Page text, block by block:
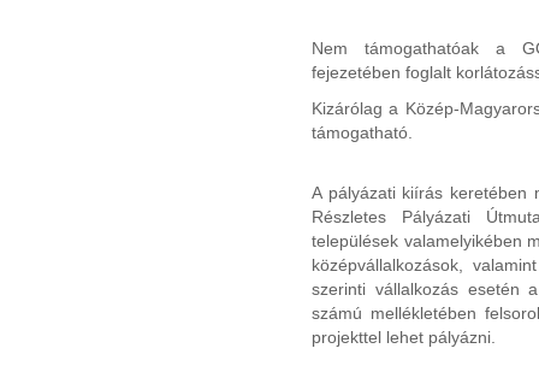
Nem támogathatóak a
fejezetében foglalt
Kizárólag a Közép-
támogatható.
A pályázati kiírás keretében
Részletes Pályázati
települések valamelyikében
középvállalkozások,
szerinti vállalkozás esetén
számú mellékletében
projekttel lehet pályázni.